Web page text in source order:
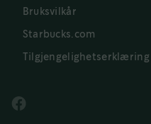
Bruksvilkår
Starbucks.com
Tilgjengelighetserklæring